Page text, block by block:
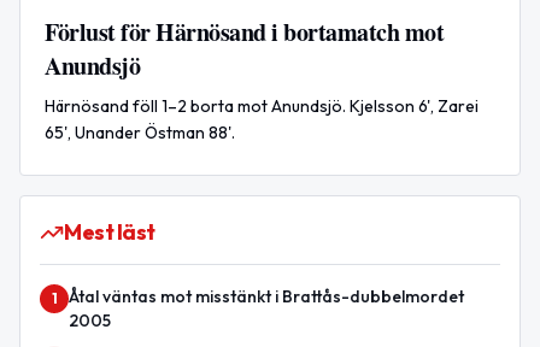
Förlust för Härnösand i bortamatch mot
Anundsjö
Härnösand föll 1–2 borta mot Anundsjö. Kjelsson 6', Zarei
65', Unander Östman 88'.
Mest läst
1
Åtal väntas mot misstänkt i Brattås-dubbelmordet
2005